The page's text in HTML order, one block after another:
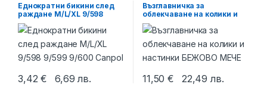
Еднократни бикини след
раждане M/L/XL 9/598
9/599 9/600 Canpol
3,42€ 6,69лв.
This product has multiple variants. The options may be chosen
Възглавничка за
облекчаване на колики и
настинки БЕЖОВО МЕЧЕ
11,50€ 22,49лв.